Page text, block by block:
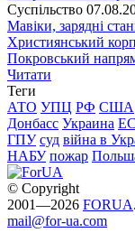
Суспiльство
Мавіки, зарядні
Християнський
Покровський
Читати
Теги
АТО УПЦ РФ США
Донбасс Украина ЕС
ГПУ суд війна в
НАБУ пожар
© Copyright
2001—2026 FORUA
mail@for-ua.com